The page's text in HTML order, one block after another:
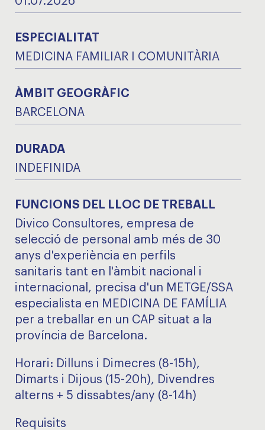
ESPECIALITAT
MEDICINA FAMILIAR I COMUNITÀRIA
ÀMBIT GEOGRÀFIC
BARCELONA
DURADA
INDEFINIDA
FUNCIONS DEL LLOC DE TREBALL
Divico Consultores, empresa de
selecció de personal amb més de 30
anys d'experiència en perfils
sanitaris tant en l'àmbit nacional i
internacional, precisa d'un METGE/SSA
especialista en MEDICINA DE FAMÍLIA
per a treballar en un CAP situat a la
província de Barcelona.
Horari: Dilluns i Dimecres (8-15h),
Dimarts i Dijous (15-20h), Divendres
alterns + 5 dissabtes/any (8-14h)
Requisits